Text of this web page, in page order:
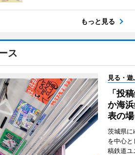
もっと見る
ス
見る・遊
「投
か海
表の
茨城県に
を中心
稿鉄道ユ